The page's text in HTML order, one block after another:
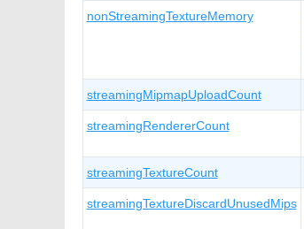
nonStreamingTextureMemory
streamingMipmapUploadCount
streamingRendererCount
streamingTextureCount
streamingTextureDiscardUnusedMips